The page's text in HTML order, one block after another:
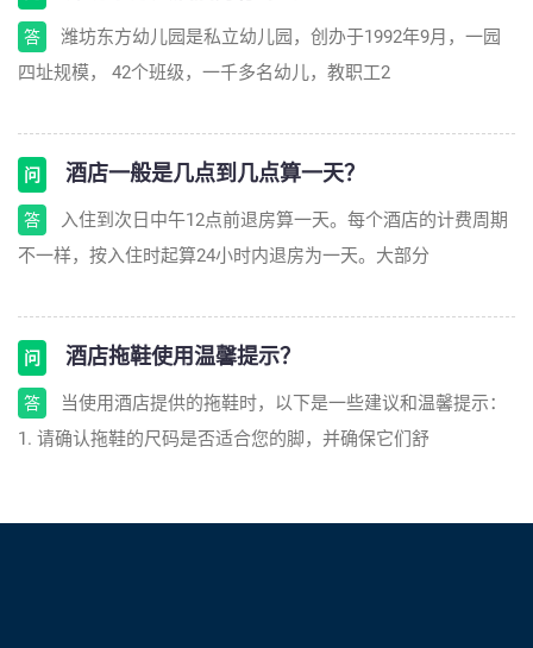
答
潍坊东方幼儿园是私立幼儿园，创办于1992年9月，一园
四址规模， 42个班级，一千多名幼儿，教职工2
问 酒店一般是几点到几点算一天？
答
入住到次日中午12点前退房算一天。每个酒店的计费周期
不一样，按入住时起算24小时内退房为一天。大部分
问 酒店拖鞋使用温馨提示？
答
当使用酒店提供的拖鞋时，以下是一些建议和温馨提示：
1. 请确认拖鞋的尺码是否适合您的脚，并确保它们舒